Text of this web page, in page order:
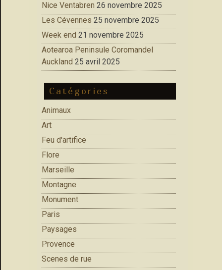
Nice Ventabren 26 novembre 2025
Les Cévennes 25 novembre 2025
Week end 21 novembre 2025
Aotearoa Peninsule Coromandel
Auckland 25 avril 2025
Catégories
Animaux
Art
Feu d'artifice
Flore
Marseille
Montagne
Monument
Paris
Paysages
Provence
Scenes de rue